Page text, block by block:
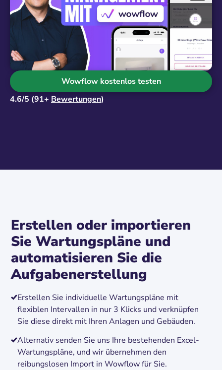
Wowflow kostenlos testen
4.6/5 (91+ Bewertungen)
Erstellen oder importieren
Sie Wartungspläne und
automatisieren Sie die
Aufgabenerstellung
Erstellen Sie individuelle Wartungspläne mit
flexiblen Intervallen in nur 3 Klicks und verknüpfen
Sie diese direkt mit Ihren Anlagen und Gebäuden.
Alternativ senden Sie uns Ihre bestehenden Excel-
Wartungspläne, und wir übernehmen den
reibungslosen Import in Wowflow für Sie.